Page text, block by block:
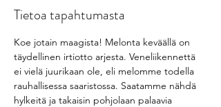
Tietoa tapahtumasta
Koe jotain maagista! Melonta keväällä on
täydellinen irtiotto arjesta. Veneliikennettä
ei vielä juurikaan ole, eli melomme todella
rauhallisessa saaristossa. Saatamme nähdä
hylkeitä ja takaisin pohjolaan palaavia